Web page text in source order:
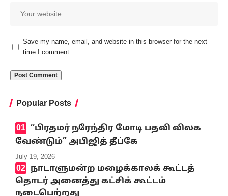
Save my name, email, and website in this browser for the next
time I comment.
Popular Posts
‘‘பிரதமர் நரேந்திர மோடி பதவி விலக
வேண்டும்” அபிஜித் தீப்கே
July 19, 2026
நாடாளுமன்ற மழைக்காலக் கூட்டத்
தொடர் அனைத்து கட்சிக் கூட்டம்
நடைபெற்றது